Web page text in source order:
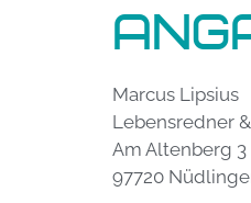
Marcus Lipsius
Lebensredner
Am Altenberg 3
97720